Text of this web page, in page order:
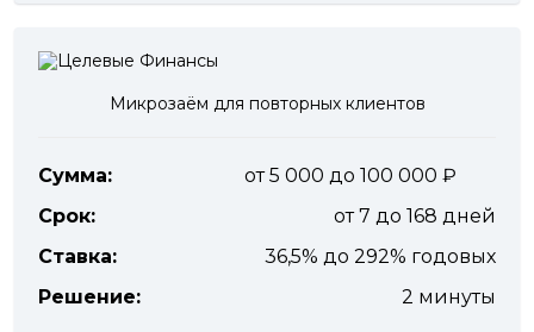
Микрозаём для повторных клиентов
Сумма:
от 5 000 до 100 000
Срок:
от 7 до 168 дней
Ставка:
36,5% до 292% годовых
Решение:
2 минуты